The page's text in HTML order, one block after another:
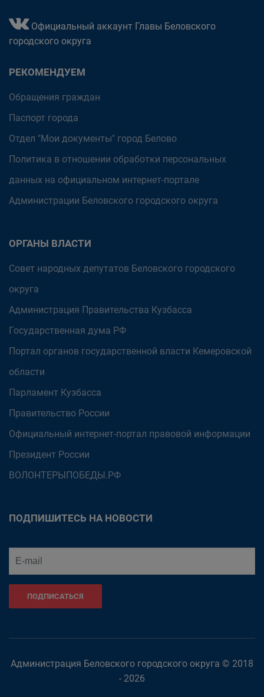
Официальный аккаунт Главы Беловского
городского округа
РЕКОМЕНДУЕМ
Обращения граждан
Паспорт города
Отдел "Мои документы" город Белово
Политика в отношении обработки персональных
данных на официальном интернет-портале
Администрации Беловского городского округа
ОРГАНЫ ВЛАСТИ
Совет народных депутатов Беловского городского
округа
Администрация Правительства Кузбасса
Государственная дума РФ
Портал органов государственной власти Кемеровской
области
Парламент Кузбасса
Правительство России
Официальный интернет-портал правовой информации
Президент России
ВОЛОНТЕРЫПОБЕДЫ.РФ
ПОДПИШИТЕСЬ НА НОВОСТИ
ПОДПИСАТЬСЯ
Администрация Беловского городского округа © 2018
- 2026